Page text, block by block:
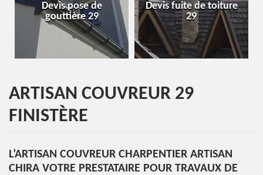
Devis fuite de toiture
29
Entreprise de toiture
29
ARTISAN COUVREUR 29
FINISTÈRE
L’ARTISAN COUVREUR CHARPENTIER ARTISAN
CHIRA VOTRE PRESTATAIRE POUR TRAVAUX DE